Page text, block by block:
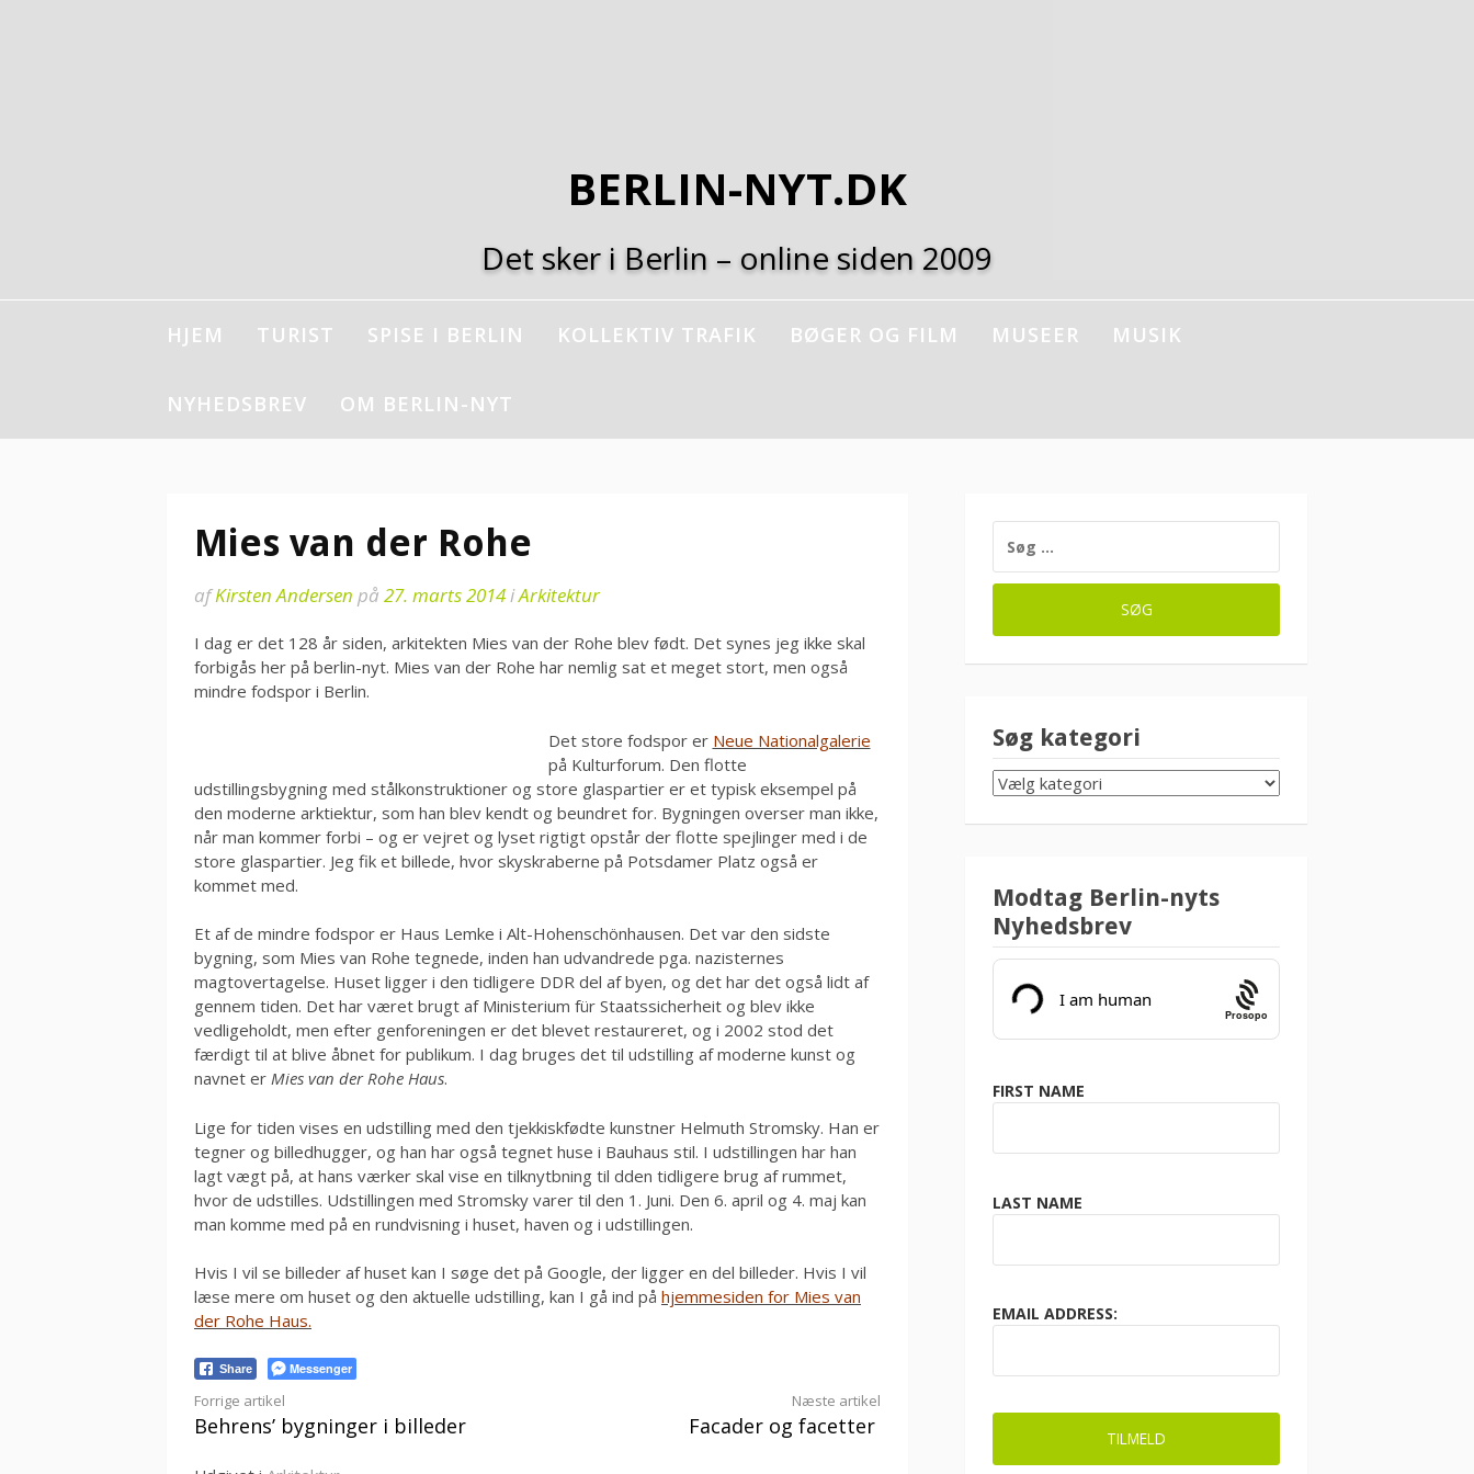
BERLIN-NYT.DK
Det sker i Berlin – online siden 2009
HJEM TURIST SPISE I BERLIN KOLLEKTIV TRAFIK BØGER OG FILM MUSEER MUSIK
NYHEDSBREV OM BERLIN-NYT
Mies van der Rohe
afKirsten Andersen på 27. marts 2014iArkitektur
I dag er det 128 år siden, arkitekten Mies van der Rohe blev født. Det synes jeg ikke skal
forbigås her på berlin-nyt. Mies van der Rohe har nemlig sat et meget stort, men også
mindre fodspor i Berlin.
Det store fodspor er Neue Nationalgalerie
på Kulturforum. Den flotte
udstillingsbygning med stålkonstruktioner og store glaspartier er et typisk eksempel på
den moderne arktiektur, som han blev kendt og beundret for. Bygningen overser man ikke,
når man kommer forbi – og er vejret og lyset rigtigt opstår der flotte spejlinger med i de
store glaspartier. Jeg fik et billede, hvor skyskraberne på Potsdamer Platz også er
kommet med.
Et af de mindre fodspor er Haus Lemke i Alt-Hohenschönhausen. Det var den sidste
bygning, som Mies van Rohe tegnede, inden han udvandrede pga. nazisternes
magtovertagelse. Huset ligger i den tidligere DDR del af byen, og det har det også lidt af
gennem tiden. Det har været brugt af Ministerium für Staatssicherheit og blev ikke
vedligeholdt, men efter genforeningen er det blevet restaureret, og i 2002 stod det
færdigt til at blive åbnet for publikum. I dag bruges det til udstilling af moderne kunst og
navnet er Mies van der Rohe Haus.
Lige for tiden vises en udstilling med den tjekkiskfødte kunstner Helmuth Stromsky. Han er
tegner og billedhugger, og han har også tegnet huse i Bauhaus stil. I udstillingen har han
lagt vægt på, at hans værker skal vise en tilknytbning til dden tidligere brug af rummet,
hvor de udstilles. Udstillingen med Stromsky varer til den 1. Juni. Den 6. april og 4. maj kan
man komme med på en rundvisning i huset, haven og i udstillingen.
Hvis I vil se billeder af huset kan I søge det på Google, der ligger en del billeder. Hvis I vil
læse mere om huset og den aktuelle udstilling, kan I gå ind på hjemmesiden for Mies van
der Rohe Haus.
Share Messenger
Læs
Forrige artikel
Behrens’ bygninger i billeder
Næste artikel
Facader og facetter
EFTER:
Søg kategori
SØG
KATEGORI
Modtag Berlin-nyts
Nyhedsbrev
Prosopo
FIRST NAME
LAST NAME
EMAIL ADDRESS: